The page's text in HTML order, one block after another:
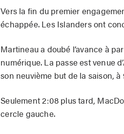
Vers la fin du premier
échappée. Les Islanders ont
Martineau a doubé l’avance à
numérique. La passe est venue
son neuvième but de la saison,
Seulement 2:08 plus tard,
cercle gauche.